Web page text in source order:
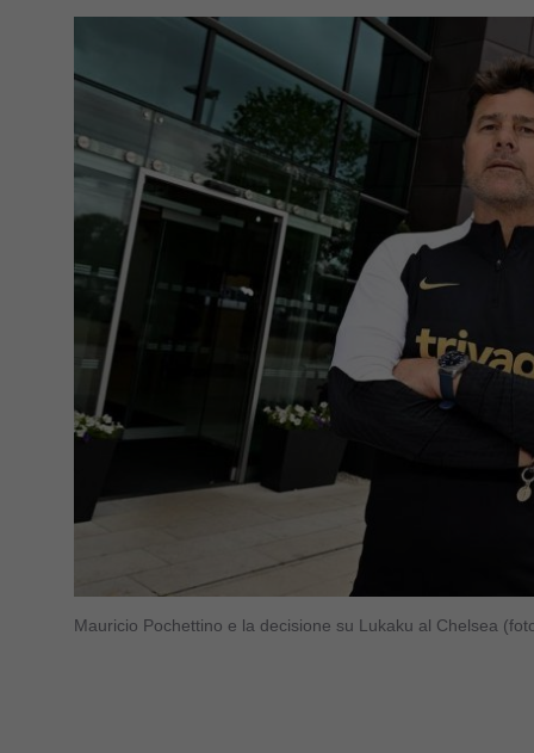
Mauricio Pochettino e la decisione su Lukaku al Chelsea